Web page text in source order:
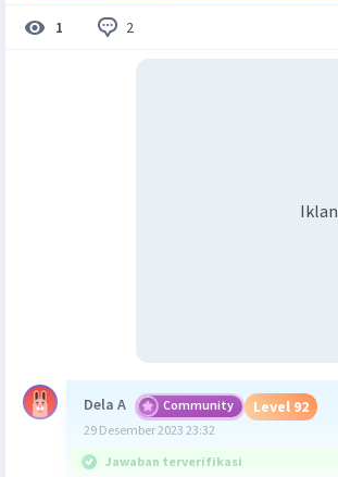
1 2
Iklan
Dela A Community Level 92
29 Desember 2023 23:32
Jawaban terverifikasi